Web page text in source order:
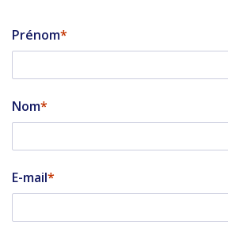
Prénom
Nom
E-mail